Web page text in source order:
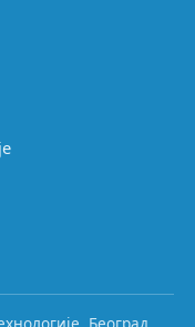
Београд